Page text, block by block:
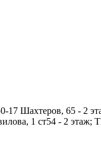
17 Шахтеров, 65 - 2
1 ст54 - 2 этаж;